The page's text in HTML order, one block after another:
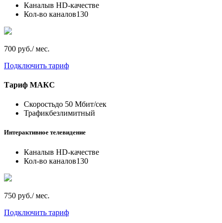
Каналыв HD-качестве
Кол-во каналов130
700 руб./ мес.
Подключить тариф
Тариф МАКС
Скоростьдо 50 Мбит/сек
Трафикбезлимитный
Интерактивное телевидение
Каналыв HD-качестве
Кол-во каналов130
750 руб./ мес.
Подключить тариф